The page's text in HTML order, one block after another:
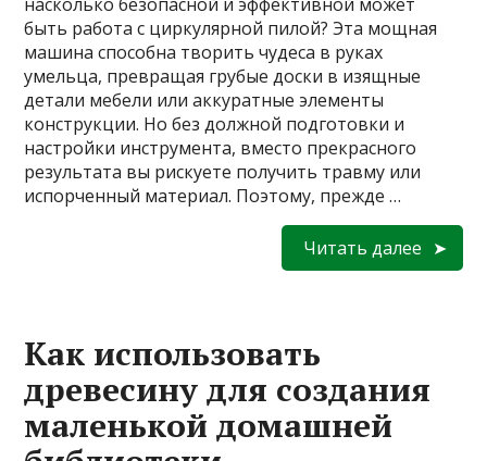
быть работа с циркулярной пилой? Эта мощная
машина способна творить чудеса в руках
умельца, превращая грубые доски в изящные
детали мебели или аккуратные элементы
конструкции. Но без должной подготовки и
настройки инструмента, вместо прекрасного
результата вы рискуете получить травму или
испорченный материал. Поэтому, прежде …
Читать далее
Как использовать
древесину для создания
маленькой домашней